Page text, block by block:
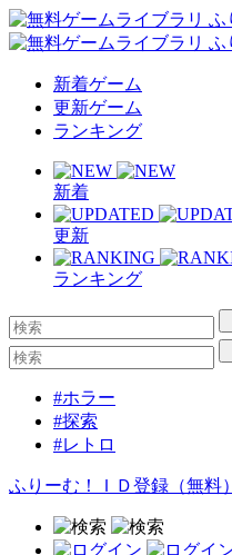
新着ゲーム
更新ゲーム
ランキング
新着
更新
ランキング
#ホラー
#探索
#レトロ
ふりーむ！ＩＤ登録（無料）